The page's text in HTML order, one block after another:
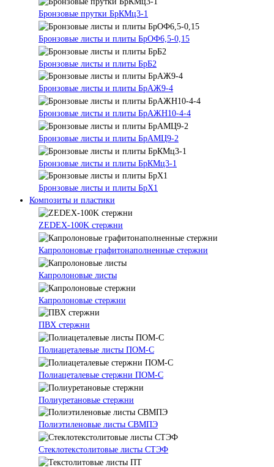
Бронзовые прутки БрКМц3-1
Бронзовые листы и плиты БрОФ6,5-0,15
Бронзовые листы и плиты БрБ2
Бронзовые листы и плиты БрАЖ9-4
Бронзовые листы и плиты БрАЖН10-4-4
Бронзовые листы и плиты БрАМЦ9-2
Бронзовые листы и плиты БрКМц3-1
Бронзовые листы и плиты БрХ1
Композиты и пластики
ZEDEX-100K стержни
Капролоновые графитонаполненные стержни
Капролоновые листы
Капролоновые стержни
ПВХ стержни
Полиацеталевые листы ПОМ-С
Полиацеталевые стержни ПОМ-С
Полиуретановые стержни
Полиэтиленовые листы СВМПЭ
Стеклотекстолитовые листы СТЭФ